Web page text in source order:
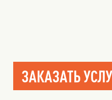
ЗАКАЗАТЬ